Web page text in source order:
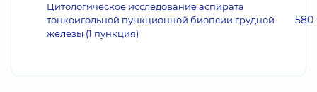
Цитологическое исследование аспирата
тонкоигольной пункционной биопсии грудной
железы (1 пункция)
580